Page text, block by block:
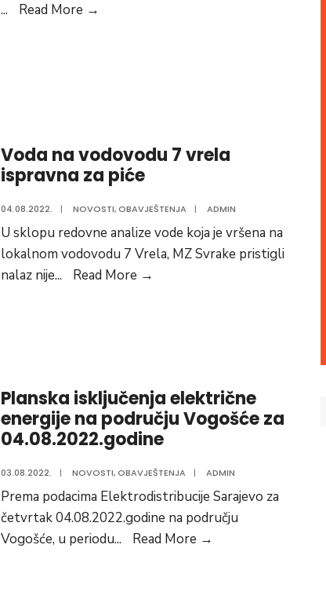
... Read More →
PRVIJENAC
Voda na vodovodu 7 vrela
ispravna za piće
04.08.2022. | NOVOSTI,OBAVJEŠTENJA | ADMIN
U sklopu redovne analize vode koja je vršena na
lokalnom vodovodu 7 Vrela, MZ Svrake pristigli
nalaz nije... Read More →
za
piće
Planska isključenja električne
energije na području Vogošće za
04.08.2022.godine
03.08.2022. | NOVOSTI,OBAVJEŠTENJA | ADMIN
Prema podacima Elektrodistribucije Sarajevo za
četvrtak 04.08.2022.godine na području
Vogošće, u periodu... Read More →